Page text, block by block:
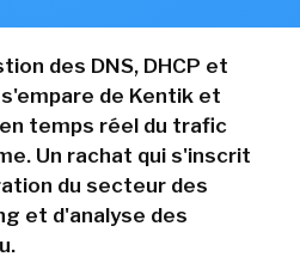
des DNS, DHCP et
de Kentik et
temps réel du trafic
Un rachat qui s'inscrit
du secteur des
et d'analyse des